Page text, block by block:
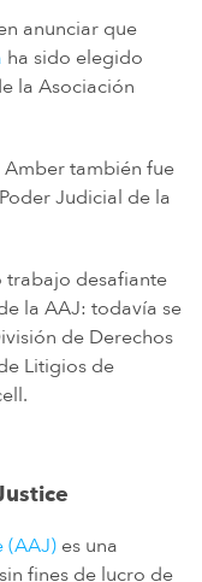
anunciar que
ha sido elegido
la Asociación
también fue
Judicial de la
trabajo desafiante
la AAJ: todavía se
de Derechos
Litigios de
(AAJ) es una
fines de lucro de